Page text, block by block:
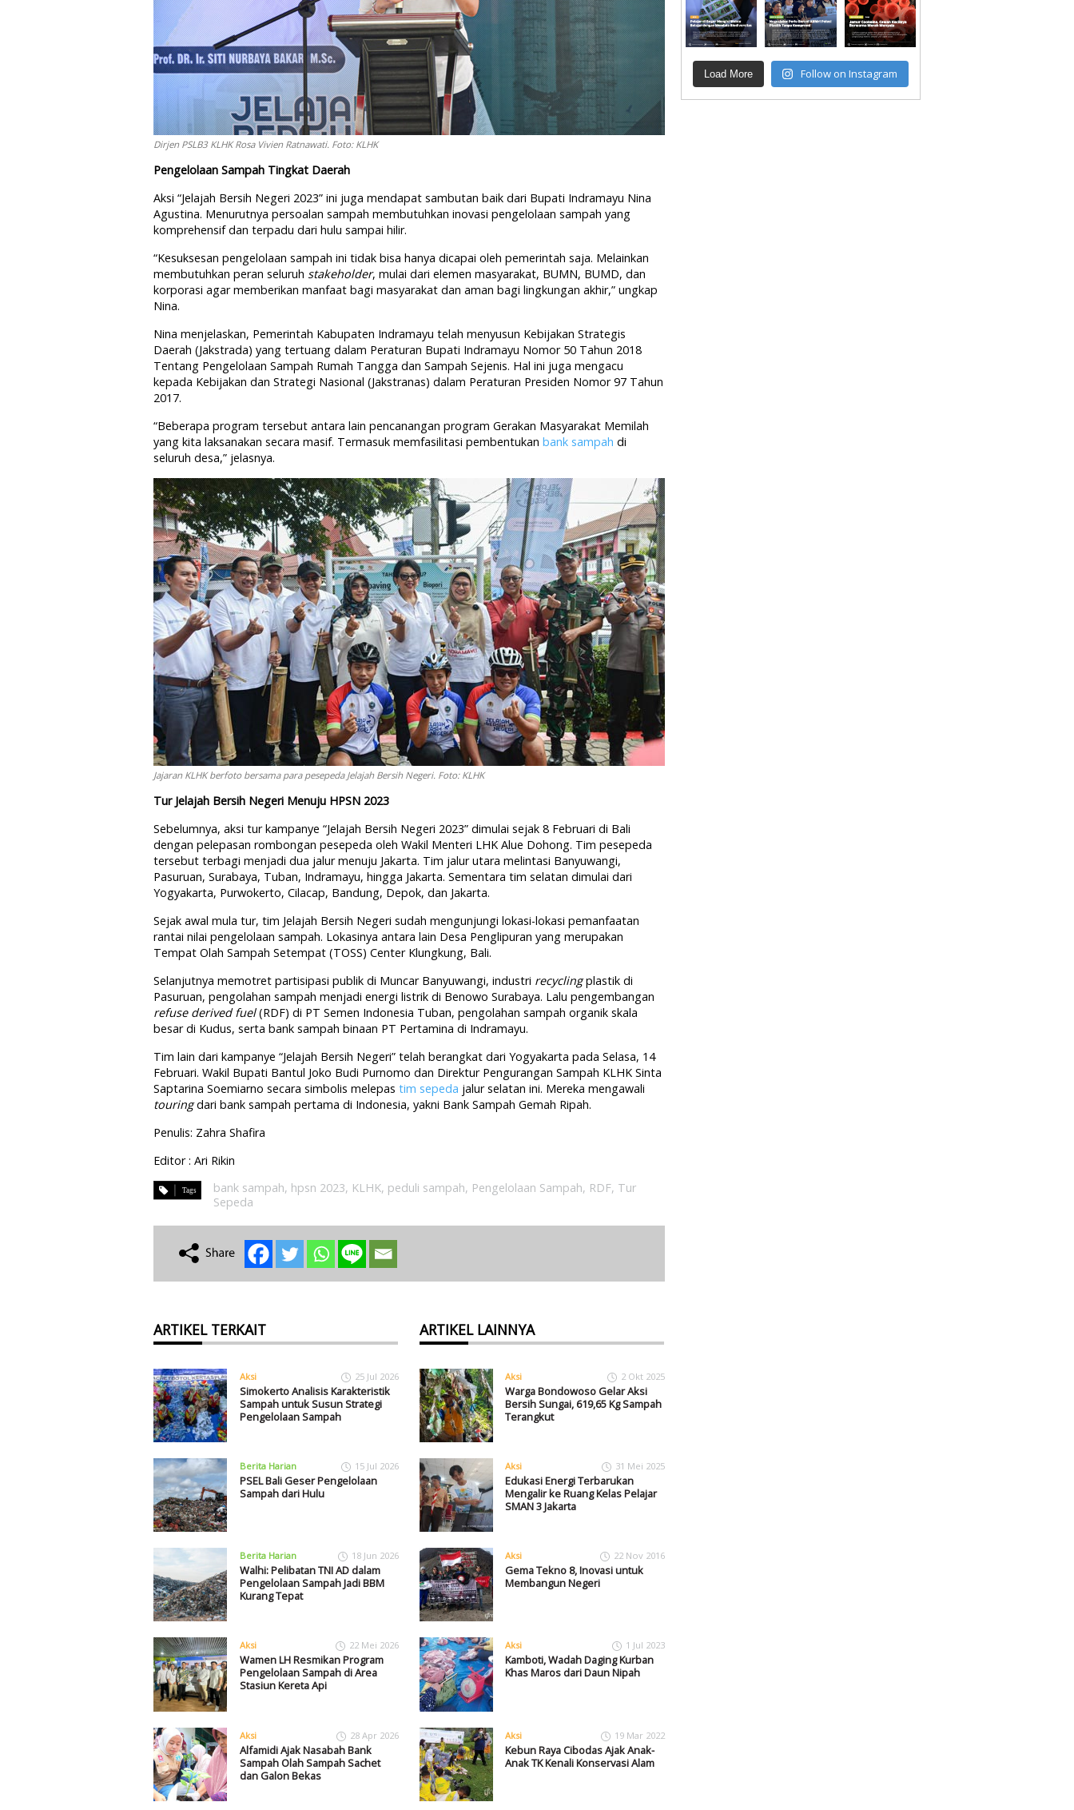
Dirjen PSLB3 KLHK Rosa Vivien Ratnawati. Foto: KLHK
Pengelolaan Sampah Tingkat Daerah
Aksi “Jelajah Bersih Negeri 2023” ini juga mendapat sambutan baik dari Bupati Indramayu Nina
Agustina. Menurutnya persoalan sampah membutuhkan inovasi pengelolaan sampah yang
komprehensif dan terpadu dari hulu sampai hilir.
“Kesuksesan pengelolaan sampah ini tidak bisa hanya dicapai oleh pemerintah saja. Melainkan
membutuhkan peran seluruh stakeholder, mulai dari elemen masyarakat, BUMN, BUMD, dan
korporasi agar memberikan manfaat bagi masyarakat dan aman bagi lingkungan akhir,” ungkap
Nina.
Nina menjelaskan, Pemerintah Kabupaten Indramayu telah menyusun Kebijakan Strategis
Daerah (Jakstrada) yang tertuang dalam Peraturan Bupati Indramayu Nomor 50 Tahun 2018
Tentang Pengelolaan Sampah Rumah Tangga dan Sampah Sejenis. Hal ini juga mengacu
kepada Kebijakan dan Strategi Nasional (Jakstranas) dalam Peraturan Presiden Nomor 97 Tahun
2017.
“Beberapa program tersebut antara lain pencanangan program Gerakan Masyarakat Memilah
yang kita laksanakan secara masif. Termasuk memfasilitasi pembentukan bank sampah di
seluruh desa,” jelasnya.
Jajaran KLHK berfoto bersama para pesepeda Jelajah Bersih Negeri. Foto: KLHK
Tur Jelajah Bersih Negeri Menuju HPSN 2023
Sebelumnya, aksi tur kampanye “Jelajah Bersih Negeri 2023” dimulai sejak 8 Februari di Bali
dengan pelepasan rombongan pesepeda oleh Wakil Menteri LHK Alue Dohong. Tim pesepeda
tersebut terbagi menjadi dua jalur menuju Jakarta. Tim jalur utara melintasi Banyuwangi,
Pasuruan, Surabaya, Tuban, Indramayu, hingga Jakarta. Sementara tim selatan dimulai dari
Yogyakarta, Purwokerto, Cilacap, Bandung, Depok, dan Jakarta.
Sejak awal mula tur, tim Jelajah Bersih Negeri sudah mengunjungi lokasi-lokasi pemanfaatan
rantai nilai pengelolaan sampah. Lokasinya antara lain Desa Penglipuran yang merupakan
Tempat Olah Sampah Setempat (TOSS) Center Klungkung, Bali.
Selanjutnya memotret partisipasi publik di Muncar Banyuwangi, industri recyclingplastik di
Pasuruan, pengolahan sampah menjadi energi listrik di Benowo Surabaya. Lalu pengembangan
refuse derived fuel(RDF) di PT Semen Indonesia Tuban, pengolahan sampah organik skala
besar di Kudus, serta bank sampah binaan PT Pertamina di Indramayu.
Tim lain dari kampanye “Jelajah Bersih Negeri” telah berangkat dari Yogyakarta pada Selasa, 14
Februari. Wakil Bupati Bantul Joko Budi Purnomo dan Direktur Pengurangan Sampah KLHK Sinta
Saptarina Soemiarno secara simbolis melepas tim sepeda jalur selatan ini. Mereka mengawali
touringdari bank sampah pertama di Indonesia, yakni Bank Sampah Gemah Ripah.
Penulis: Zahra Shafira
Editor : Ari Rikin
bank sampah, hpsn 2023, KLHK, peduli sampah, Pengelolaan Sampah, RDF, Tur
Sepeda
ARTIKEL TERKAIT
Aksi 25 Jul 2026
Simokerto Analisis Karakteristik
Sampah untuk Susun Strategi
Pengelolaan Sampah
Berita Harian 15 Jul 2026
PSEL Bali Geser Pengelolaan
Sampah dari Hulu
Berita Harian 18 Jun 2026
Walhi: Pelibatan TNI AD dalam
Pengelolaan Sampah Jadi BBM
Kurang Tepat
Aksi 22 Mei 2026
Wamen LH Resmikan Program
Pengelolaan Sampah di Area
Stasiun Kereta Api
Aksi 28 Apr 2026
Alfamidi Ajak Nasabah Bank
Sampah Olah Sampah Sachet
dan Galon Bekas
ARTIKEL LAINNYA
Aksi 2 Okt 2025
Warga Bondowoso Gelar Aksi
Bersih Sungai, 619,65 Kg Sampah
Terangkut
Aksi 31 Mei 2025
Edukasi Energi Terbarukan
Mengalir ke Ruang Kelas Pelajar
SMAN 3 Jakarta
Aksi 22 Nov 2016
Gema Tekno 8, Inovasi untuk
Membangun Negeri
Aksi 1 Jul 2023
Kamboti, Wadah Daging Kurban
Khas Maros dari Daun Nipah
Aksi 19 Mar 2022
Kebun Raya Cibodas Ajak Anak-
Anak TK Kenali Konservasi Alam
Load More Follow on Instagram